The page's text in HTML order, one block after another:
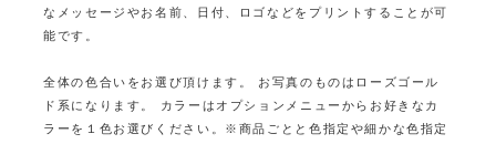
なメッセージやお名前、日付、ロゴなどをプリントすることが可
能です。
全体の色合いをお選び頂けます。
お写真のものはローズゴール
ド系になります。
カラーはオプションメニューからお好きなカ
ラーを１色お選びください。 ※商品ごとと色指定や細かな色指定